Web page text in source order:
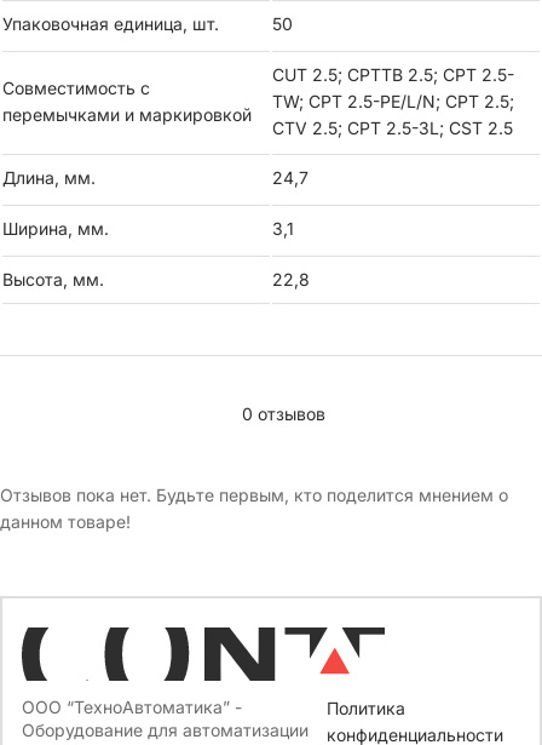
Упаковочная единица, шт. 50
Совместимость с
перемычками и маркировкой
CUT 2.5; CPTTB 2.5; CPT 2.5-
TW; CPT 2.5-PE/L/N; CPT 2.5;
CTV 2.5; CPT 2.5-3L; CST 2.5
Длина, мм. 24,7
Ширина, мм. 3,1
Высота, мм. 22,8
0 отзывов
Отзывов пока нет. Будьте первым, кто поделится мнением о
данном товаре!
ООО “ТехноАвтоматика” -
Оборудование для автоматизации
Политика
конфиденциальности